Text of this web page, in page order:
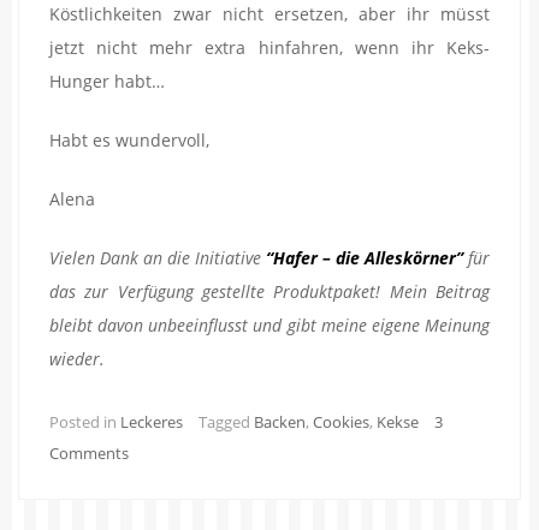
Köstlichkeiten zwar nicht ersetzen, aber ihr müsst
jetzt nicht mehr extra hinfahren, wenn ihr Keks-
Hunger habt…
Habt es wundervoll,
Alena
Vielen Dank an die Initiative “Hafer – die Alleskörner”für
das zur Verfügung gestellte Produktpaket! Mein Beitrag
bleibt davon unbeeinflusst und gibt meine eigene Meinung
wieder.
Posted in Leckeres Tagged Backen, Cookies, Kekse
3
Comments